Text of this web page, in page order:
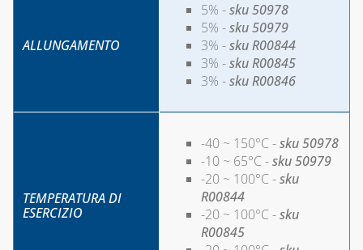
ALLUNGAMENTO
5% -sku 50978
5% -sku 50979
3% -sku R00844
3% -sku R00845
3% -sku R00846
TEMPERATURA DI
ESERCIZIO
-40 ~ 150°C -sku 50978
-10 ~ 65°C -sku 50979
-20 ~ 100°C -sku
R00844
-20 ~ 100°C -sku
R00845